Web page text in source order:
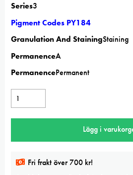
Series3
Pigment Codes PY184
Granulation And StainingStaining
PermanenceA
PermanencePermanent
Winsor
&
Newton
Yellow
Professional
Lägg i
Fri frakt över 700 kr!